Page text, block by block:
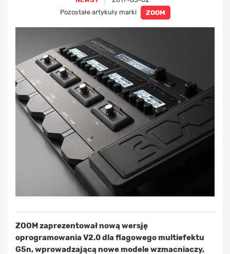
Pozostałe artykuły marki
ZOOM
ZOOM zaprezentował nową wersję
oprogramowania V2.0 dla flagowego multiefektu
G5n, wprowadzającą nowe modele wzmacniaczy,